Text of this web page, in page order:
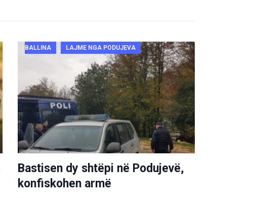
BALLINA LAJME NGA PODUJEVA
Bastisen dy shtëpi në Podujevë,
konfiskohen armë